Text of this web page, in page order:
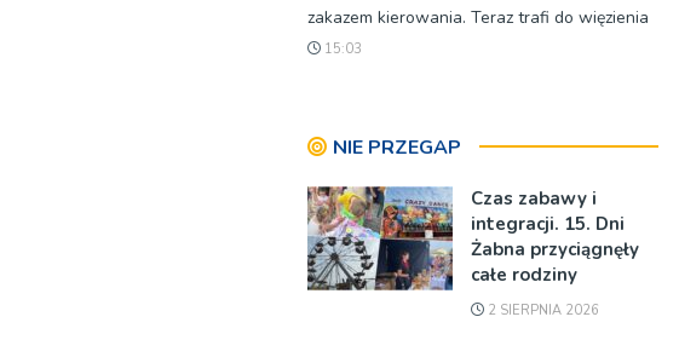
zakazem kierowania. Teraz trafi do więzienia
15:03
NIE PRZEGAP
Czas zabawy i
integracji. 15. Dni
Żabna przyciągnęły
całe rodziny
2 SIERPNIA 2026